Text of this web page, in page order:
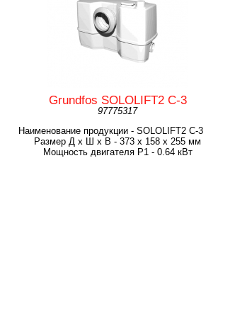
Grundfos SOLOLIFT2 C-3
97775317
Наименование продукции - SOLOLIFT2 C-3
Размер Д x Ш x В - 373 х 158 х 255 мм
Мощность двигателя P1 - 0.64 кВт